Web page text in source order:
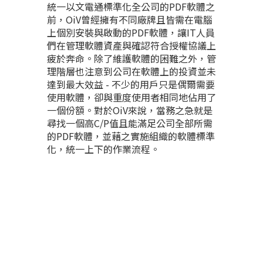
統一以文電通標準化全公司的PDF軟體之
前，OiV曾經擁有不同廠牌且皆需在電腦
上個別安裝與啟動的PDF軟體，讓IT人員
們在管理軟體資產與確認符合授權協議上
疲於奔命。除了維護軟體的困難之外，管
理階層也注意到公司在軟體上的投資並未
達到最大效益 - 不少的用戶只是偶爾需要
使用軟體，卻與重度使用者相同地佔用了
一個份額。對於OiV來說，當務之急就是
尋找一個高C/P值且能滿足公司全部所需
的PDF軟體，並藉之實施組織的軟體標準
化，統一上下的作業流程。